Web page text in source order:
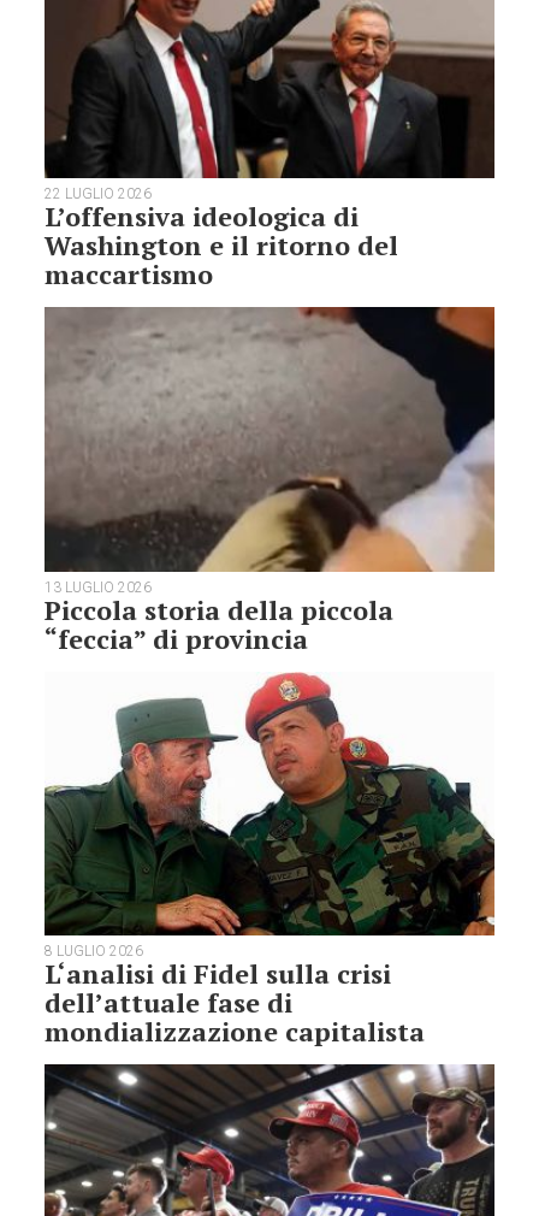
22 LUGLIO 2026
L’offensiva ideologica di
Washington e il ritorno del
maccartismo
13 LUGLIO 2026
Piccola storia della piccola
“feccia” di provincia
8 LUGLIO 2026
L‘analisi di Fidel sulla crisi
dell’attuale fase di
mondializzazione capitalista